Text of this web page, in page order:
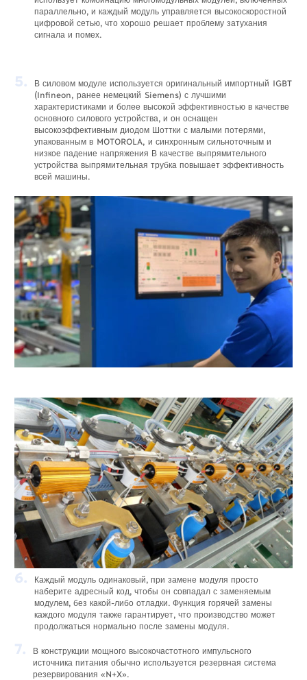
параллельно, и каждый модуль управляется высокоскоростной
цифровой сетью, что хорошо решает проблему затухания
сигнала и помех.
5.
В силовом модуле используется оригинальный импортный IGBT
(Infineon, ранее немецкий Siemens) с лучшими
характеристиками и более высокой эффективностью в качестве
основного силового устройства, и он оснащен
высокоэффективным диодом Шоттки с малыми потерями,
упакованным в MOTOROLA, и синхронным сильноточным и
низкое падение напряжения В качестве выпрямительного
устройства выпрямительная трубка повышает эффективность
всей машины.
6.
Каждый модуль одинаковый, при замене модуля просто
наберите адресный код, чтобы он совпадал с заменяемым
модулем, без какой-либо отладки. Функция горячей замены
каждого модуля также гарантирует, что производство может
продолжаться нормально после замены модуля.
7.
В конструкции мощного высокочастотного импульсного
источника питания обычно используется резервная система
резервирования «N+X».